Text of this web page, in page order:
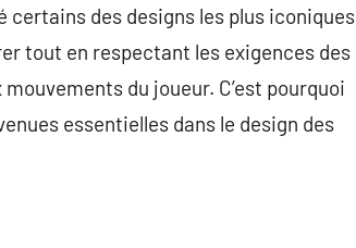
certains des designs les plus iconiques
tout en respectant les exigences des
du joueur. C’est pourquoi
essentielles dans le design des